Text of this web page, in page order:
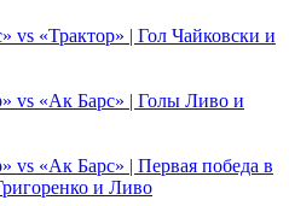
vs «Трактор» | Гол Чайковски и
vs «Ак Барс» | Голы Ливо и
vs «Ак Барс» | Первая победа в
и Ливо